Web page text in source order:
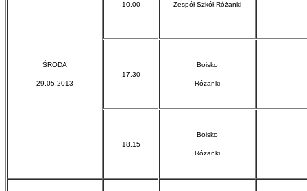
ŚRODA
29.05.2013
10.00 Zespół Szkół Różanki
17.30
Boisko
Różanki
18.15
Boisko
Różanki